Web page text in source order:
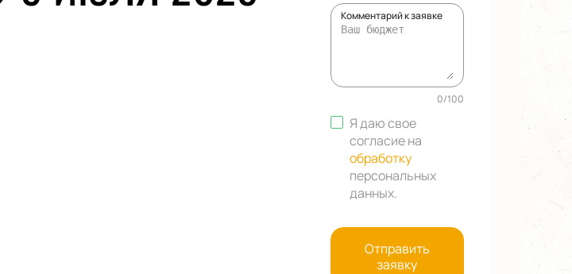
Комментарий к заявке
0/100
Я даю свое
согласие на
обработку
персональных
данных.
Отправить
заявку